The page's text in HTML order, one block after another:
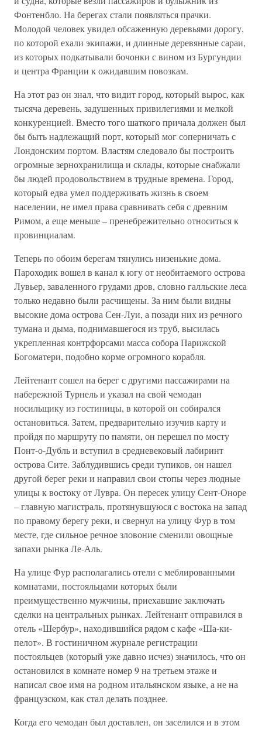
Фонтенбло. На берегах стали появляться прачки.
Молодой человек увидел обсаженную деревьями дорогу,
по которой ехали экипажи, и длинные деревянные сараи,
из которых подкатывали бочонки с вином из Бургундии
и центра Франции к ожидавшим повозкам.
На этот раз он знал, что видит город, который вырос, как
тысяча деревень, задушенных привилегиями и мелкой
конкуренцией. Вместо того шаткого причала должен был
бы быть надлежащий порт, который мог соперничать с
Лондонским портом. Властям следовало бы построить
огромные зернохранилища и склады, которые снабжали
бы людей продовольствием в трудные времена. Город,
который едва умел поддерживать жизнь в своем
населении, не имел права сравнивать себя с древним
Римом, а еще меньше – пренебрежительно относиться к
провинциалам.
Теперь по обоим берегам тянулись низенькие дома.
Пароходик вошел в канал к югу от необитаемого острова
Лувьер, заваленного грудами дров, словно галльские леса
только недавно были расчищены. За ним были видны
высокие дома острова Сен-Луи, а позади них из речного
тумана и дыма, поднимавшегося из труб, высилась
укрепленная контрфорсами масса собора Парижской
Богоматери, подобно корме огромного корабля.
Лейтенант сошел на берег с другими пассажирами на
набережной Турнель и указал на свой чемодан
носильщику из гостиницы, в которой он собирался
остановиться. Затем, предварительно изучив карту и
пройдя по маршруту по памяти, он перешел по мосту
Понт-о-Дубль и вступил в средневековый лабиринт
острова Сите. Заблудившись среди тупиков, он нашел
другой берег реки и направил свои стопы через людные
улицы к востоку от Лувра. Он пересек улицу Сент-Оноре
– главную магистраль, протянувшуюся с востока на запад
по правому берегу реки, и свернул на улицу Фур в том
месте, где сильное речное зловоние сменили овощные
запахи рынка Ле-Аль.
На улице Фур располагались отели с меблированными
комнатами, постояльцами которых были
преимущественно мужчины, приехавшие заключать
сделки на центральных рынках. Лейтенант отправился в
отель «Шербур», находившийся рядом с кафе «Ша-ки-
пелот». В гостиничном журнале регистрации
постояльцев (который уже давно исчез) значилось, что он
остановился в комнате номер 9 на третьем этаже и
написал свое имя на родном итальянском языке, а не на
французском, как стал делать позднее.
Когда его чемодан был доставлен, он заселился и в этом